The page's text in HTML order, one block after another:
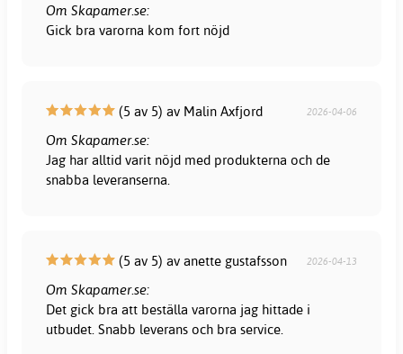
Om Skapamer.se:
Gick bra varorna kom fort nöjd
(5 av 5) av Malin Axfjord 2026-04-06
Om Skapamer.se:
Jag har alltid varit nöjd med produkterna och de
snabba leveranserna.
(5 av 5) av anette gustafsson 2026-04-13
Om Skapamer.se:
Det gick bra att beställa varorna jag hittade i
utbudet. Snabb leverans och bra service.